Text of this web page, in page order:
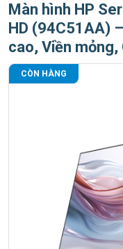
Màn hình HP
HD (94C51AA)
cao, Viền mỏng,
CÒN HÀNG